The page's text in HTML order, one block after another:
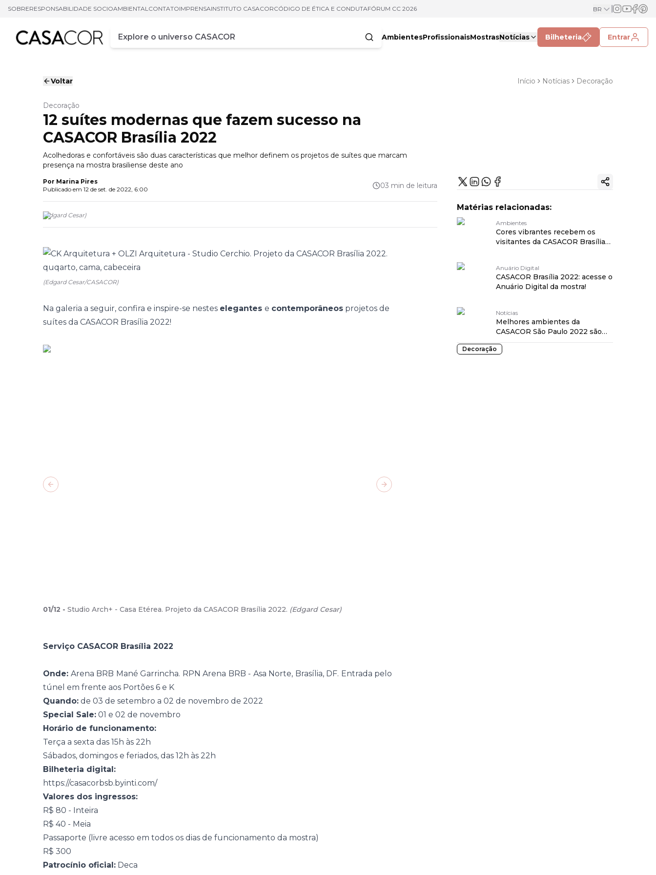
SOBRERESPONSABILIDADE SOCIOAMBIENTALCONTATOIMPRENSAINSTITUTO CASACORCÓDIGO DE ÉTICA E CONDUTAFÓRUM CC 2026 BR
Campo de busca
Digite pelo menos três caracteres
AmbientesProfissionaisMostrasNotícias Bilheteria Entrar
Voltar Início Notícias Decoração
Decoração
12 suítes modernas que fazem sucesso na
CASACOR Brasília 2022
Acolhedoras e confortáveis são duas características que melhor definem os projetos de suítes que marcam
presença na mostra brasiliense deste ano
Por Marina Pires
Publicado em 12 de set. de 2022, 6:00 03 min de leitura
(Edgard Cesar)
(Edgard Cesar/CASACOR)
Na galeria a seguir, confira e inspire-se nestes elegantes e contemporâneos projetos de
suítes da CASACOR Brasília 2022!
01/12 - Studio Arch+ - Casa Etérea. Projeto da CASACOR Brasília 2022. (Edgard Cesar)
Previous slide Next slide
Serviço CASACOR Brasília 2022
Onde: Arena BRB Mané Garrincha. RPN Arena BRB - Asa Norte, Brasília, DF. Entrada pelo
túnel em frente aos Portões 6 e K
Quando: de 03 de setembro a 02 de novembro de 2022
Special Sale: 01 e 02 de novembro
Horário de funcionamento:
Terça a sexta das 15h às 22h
Sábados, domingos e feriados, das 12h às 22h
Bilheteria digital:
https://casacorbsb.byinti.com/
Valores dos ingressos:
R$ 80 - Inteira
R$ 40 - Meia
Passaporte (livre acesso em todos os dias de funcionamento da mostra)
R$ 300
Patrocínio oficial: Deca
Copiar link
Matérias relacionadas:
Ambientes
Cores vibrantes recebem os
visitantes da CASACOR Brasília
Anuário Digital
CASACOR Brasília 2022: acesse o
Anuário Digital da mostra!
Notícias
Melhores ambientes da
CASACOR São Paulo 2022 são
premiados pela Vejinha
Decoração